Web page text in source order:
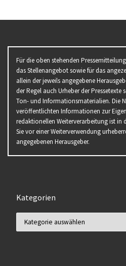
Für die oben stehenden
das Stellenangebot sowie für das
allein der jeweils angegebene
der Regel auch Urheber der
Ton- und Informationsmaterialien. Die
veröffentlichten Informationen zur
redaktionellen Weiterverarbeitung ist in
Sie vor einer Weiterverwendung
angegebenen Herausgeber.
Kategorien